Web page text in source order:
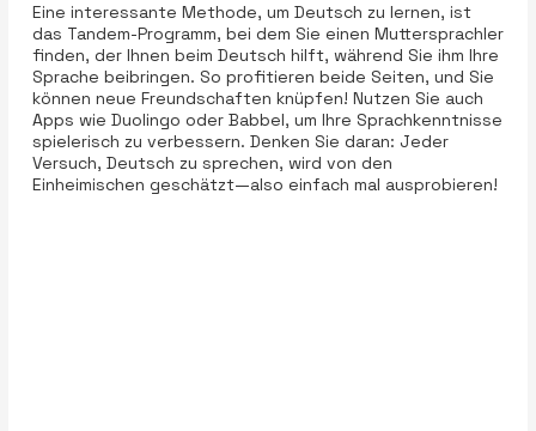
Eine interessante Methode, um Deutsch zu lernen, ist
das Tandem-Programm, bei dem Sie einen Muttersprachler
finden, der Ihnen beim Deutsch hilft, während Sie ihm Ihre
Sprache beibringen. So profitieren beide Seiten, und Sie
können neue Freundschaften knüpfen! Nutzen Sie auch
Apps wie Duolingo oder Babbel, um Ihre Sprachkenntnisse
spielerisch zu verbessern. Denken Sie daran: Jeder
Versuch, Deutsch zu sprechen, wird von den
Einheimischen geschätzt—also einfach mal ausprobieren!